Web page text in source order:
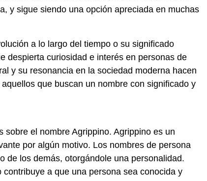
y sigue siendo una opción apreciada en muchas
a lo largo del tiempo o su significado
despierta curiosidad e interés en personas de
y su resonancia en la sociedad moderna hacen
que buscan un nombre con significado y
el nombre Agrippino. Agrippino es un
por algún motivo. Los nombres de persona
de los demás, otorgándole una personalidad.
a que una persona sea conocida y